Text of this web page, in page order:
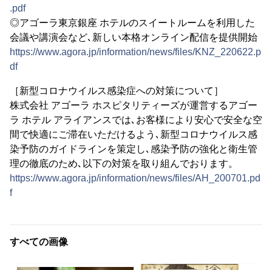
.pdf
◎アゴーラ東京銀座 ホテルのスイートルームを利用した
会議や講演会など､新しい本格オンライン配信を提供開始
https://www.agora.jp/information/news/files/KNZ_220622.p
df
［新型コロナウイルス感染症への対策について］
株式会社 アゴーラ ホスピタリティーズが運営するアゴー
ラ ホテル アライアンスでは､お客様により安心で安全な空
間で快適にご滞在いただけるよう､新型コロナウイルス感
染予防のガイドラインを策定し､感染予防の強化と衛生管
理の徹底のため､以下の対策を取り組んでおります。
https://www.agora.jp/information/news/files/AH_200701.pd
f
すべての画像